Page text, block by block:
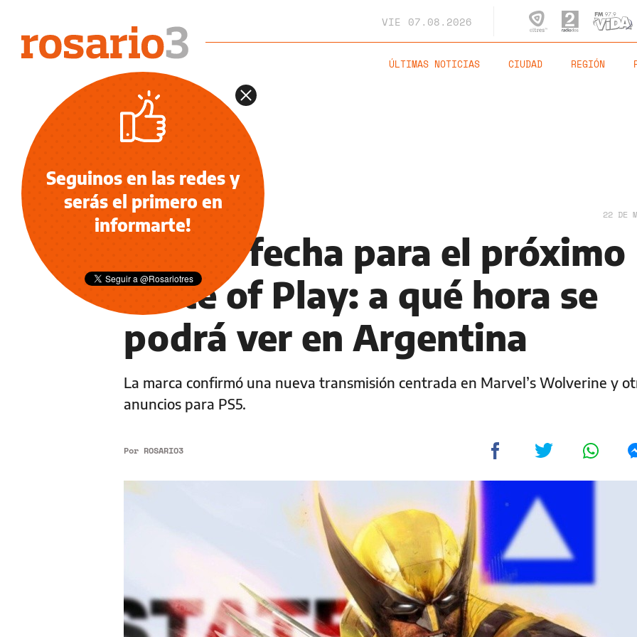
VIE 07.08.2026
ÚLTIMAS NOTICIAS CIUDAD REGIÓN
VIDEOJUEGOS 22 DE
Ya hay fecha para el próximo
State of Play: a qué hora se
podrá ver en Argentina
La marca confirmó una nueva transmisión centrada en Marvel’s Wolverine y
anuncios para PS5.
Por ROSARIO3
Seguinos en las redes y
serás el primero en
informarte!